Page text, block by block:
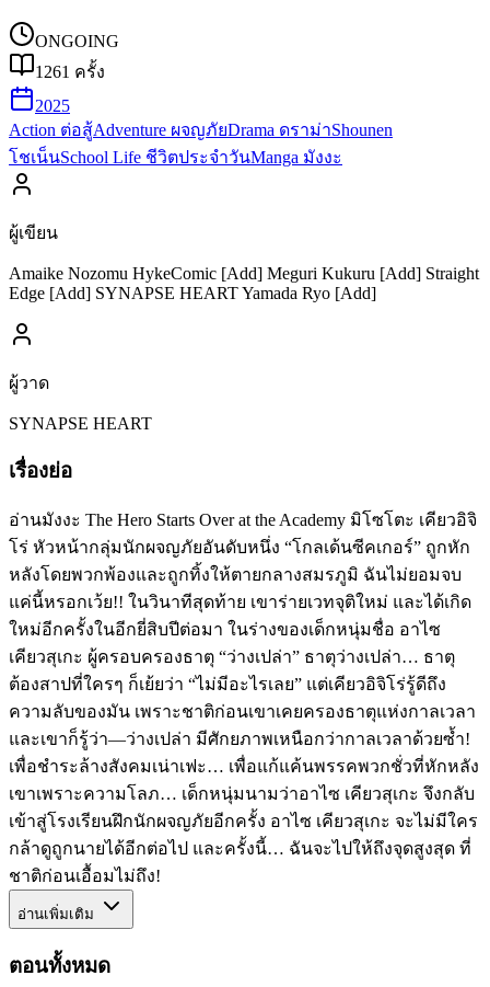
ONGOING
1261 ครั้ง
2025
Action ต่อสู้Adventure ผจญภัยDrama ดราม่าShounen
โชเน็นSchool Life ชีวิตประจำวันManga มังงะ
ผู้เขียน
Amaike Nozomu HykeComic [Add] Meguri Kukuru [Add] Straight
Edge [Add] SYNAPSE HEART Yamada Ryo [Add]
ผู้วาด
SYNAPSE HEART
เรื่องย่อ
อ่านมังงะ The Hero Starts Over at the Academy มิโซโตะ เคียวอิจิ
โร่ หัวหน้ากลุ่มนักผจญภัยอันดับหนึ่ง “โกลเด้นซีคเกอร์” ถูกหัก
หลังโดยพวกพ้องและถูกทิ้งให้ตายกลางสมรภูมิ ฉันไม่ยอมจบ
แค่นี้หรอกเว้ย!! ในวินาทีสุดท้าย เขาร่ายเวทจุติใหม่ และได้เกิด
ใหม่อีกครั้งในอีกยี่สิบปีต่อมา ในร่างของเด็กหนุ่มชื่อ อาไซ
เคียวสุเกะ ผู้ครอบครองธาตุ “ว่างเปล่า” ธาตุว่างเปล่า… ธาตุ
ต้องสาปที่ใครๆ ก็เย้ยว่า “ไม่มีอะไรเลย” แต่เคียวอิจิโร่รู้ดีถึง
ความลับของมัน เพราะชาติก่อนเขาเคยครองธาตุแห่งกาลเวลา
และเขาก็รู้ว่า—ว่างเปล่า มีศักยภาพเหนือกว่ากาลเวลาด้วยซ้ำ!
เพื่อชำระล้างสังคมเน่าเฟะ… เพื่อแก้แค้นพรรคพวกชั่วที่หักหลัง
เขาเพราะความโลภ… เด็กหนุ่มนามว่าอาไซ เคียวสุเกะ จึงกลับ
เข้าสู่โรงเรียนฝึกนักผจญภัยอีกครั้ง อาไซ เคียวสุเกะ จะไม่มีใคร
กล้าดูถูกนายได้อีกต่อไป และครั้งนี้… ฉันจะไปให้ถึงจุดสูงสุด ที่
ชาติก่อนเอื้อมไม่ถึง!
อ่านเพิ่มเติม
ตอนทั้งหมด